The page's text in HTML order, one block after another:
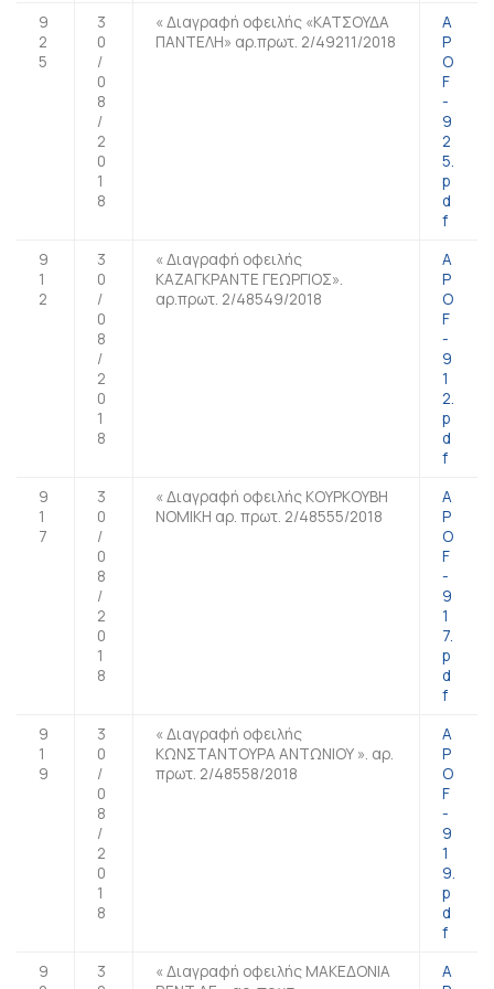
9
2
5
3
0
/
0
8
/
2
0
1
8
« Διαγραφή οφειλής «ΚΑΤΣΟΥΔΑ
ΠΑΝΤΕΛΗ» αρ.πρωτ. 2/49211/2018
A
P
O
F
-
9
2
5.
p
d
f
9
1
2
3
0
/
0
8
/
2
0
1
8
« Διαγραφή οφειλής
ΚΑΖΑΓΚΡΑΝΤΕ ΓΕΩΡΓΙΟΣ».
αρ.πρωτ. 2/48549/2018
A
P
O
F
-
9
1
2.
p
d
f
9
1
7
3
0
/
0
8
/
2
0
1
8
« Διαγραφή οφειλής ΚΟΥΡΚΟΥΒΗ
ΝΟΜΙΚΗ αρ. πρωτ. 2/48555/2018
A
P
O
F
-
9
1
7.
p
d
f
9
1
9
3
0
/
0
8
/
2
0
1
8
« Διαγραφή οφειλής
ΚΩΝΣΤΑΝΤΟΥΡΑ ΑΝΤΩΝΙΟΥ ». αρ.
πρωτ. 2/48558/2018
A
P
O
F
-
9
1
9.
p
d
f
9
3
« Διαγραφή οφειλής ΜΑΚΕΔΟΝΙΑ
A